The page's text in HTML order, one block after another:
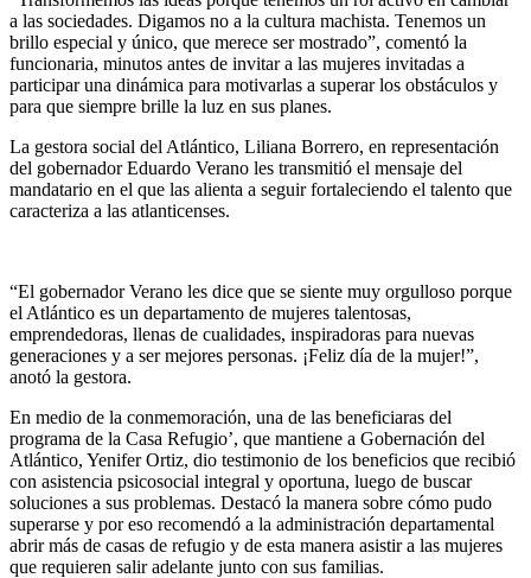
a las sociedades. Digamos no a la cultura machista. Tenemos un
brillo especial y único, que merece ser mostrado”, comentó la
funcionaria, minutos antes de invitar a las mujeres invitadas a
participar una dinámica para motivarlas a superar los obstáculos y
para que siempre brille la luz en sus planes.
La gestora social del Atlántico, Liliana Borrero, en representación
del gobernador Eduardo Verano les transmitió el mensaje del
mandatario en el que las alienta a seguir fortaleciendo el talento que
caracteriza a las atlanticenses.
“El gobernador Verano les dice que se siente muy orgulloso porque
el Atlántico es un departamento de mujeres talentosas,
emprendedoras, llenas de cualidades, inspiradoras para nuevas
generaciones y a ser mejores personas. ¡Feliz día de la mujer!”,
anotó la gestora.
En medio de la conmemoración, una de las beneficiaras del
programa de la Casa Refugio’, que mantiene a Gobernación del
Atlántico, Yenifer Ortiz, dio testimonio de los beneficios que recibió
con asistencia psicosocial integral y oportuna, luego de buscar
soluciones a sus problemas. Destacó la manera sobre cómo pudo
superarse y por eso recomendó a la administración departamental
abrir más de casas de refugio y de esta manera asistir a las mujeres
que requieren salir adelante junto con sus familias.